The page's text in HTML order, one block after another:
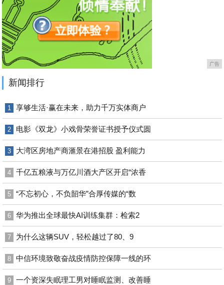
广告
新闻排行
1 享够生活·赢在未来，助力千万实体商户
2 电影《双龙》小戏骨荣誉证书授予仪式圆
3 大湾区房地产商滙景在港招股 盈利能力
4 千亿五粮液与万亿川酒大产区开启“浓香
5 “不忘初心，不负韶华”合厚传媒的“数
6 华为推出全球最快AI训练集群：检索2
7 为什么这辆SUV，轻松越过了80、9
8 中信环境致敬奋战疫情防控保障一线的环
9 一个资深失眠理工男对睡眠监测、改善睡